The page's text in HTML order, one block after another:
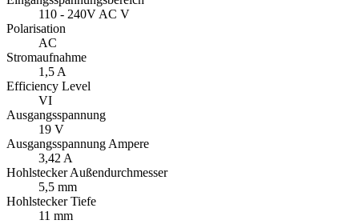
11 mm
Hohlstecker Innendurchmesser
2,5 mm
Stecker bei ext. Netzteil
Hohlstecker 5,5mm x 2,5mm x 11mm
Hohlstecker Polarität
Plus innen
Winkel des Hohlsteckers
90°
Stromzuführung
IEC6 Dreistiftstecker
Netzschalter
nein
Betriebstemperaturbereich
0°C bis 70°C